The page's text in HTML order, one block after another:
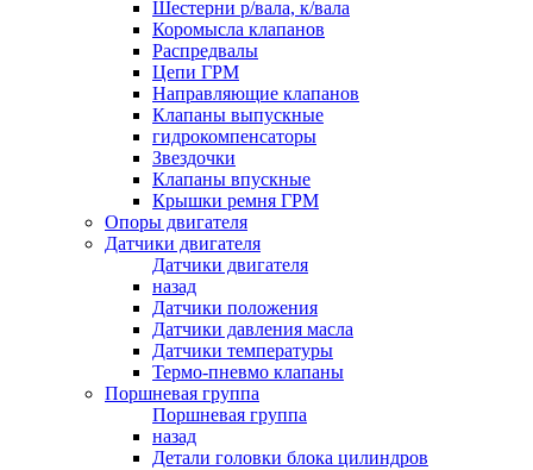
Шестерни р/вала, к/вала
Коромысла клапанов
Распредвалы
Цепи ГРМ
Направляющие клапанов
Клапаны выпускные
гидрокомпенсаторы
Звездочки
Клапаны впускные
Крышки ремня ГРМ
Опоры двигателя
Датчики двигателя
Датчики двигателя
назад
Датчики положения
Датчики давления масла
Датчики температуры
Термо-пневмо клапаны
Поршневая группа
Поршневая группа
назад
Детали головки блока цилиндров